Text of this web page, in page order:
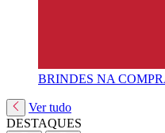
BRINDES NA
Ver tudo
DESTAQUES